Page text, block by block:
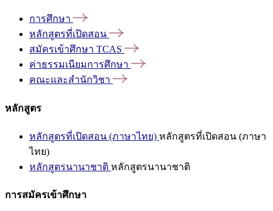
การศึกษา
หลักสูตรที่เปิดสอน
สมัครเข้าศึกษา TCAS
ค่าธรรมเนียมการศึกษา
คณะและสำนักวิชา
หลักสูตร
หลักสูตรที่เปิดสอน (ภาษาไทย) หลักสูตรที่เปิดสอน (ภาษา
ไทย)
หลักสูตรนานาชาติ หลักสูตรนานาชาติ
การสมัครเข้าศึกษา